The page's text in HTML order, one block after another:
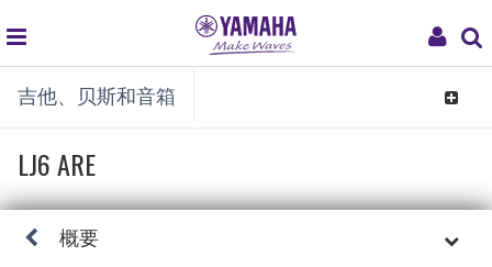
My
global
navigation
吉他、贝斯和音箱
Toggle
LJ6 ARE
概要